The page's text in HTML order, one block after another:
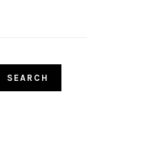
SEARCH